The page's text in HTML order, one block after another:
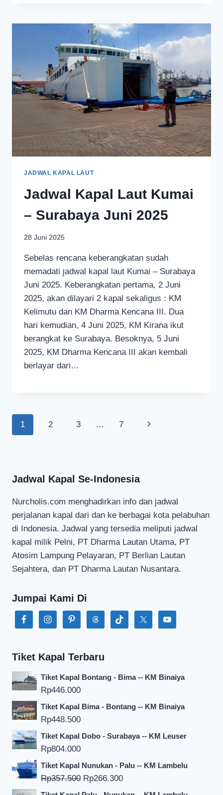
JADWAL KAPAL LAUT
Jadwal Kapal Laut Kumai
– Surabaya Juni 2025
28 Juni 2025
Sebelas rencana keberangkatan sudah
memadati jadwal kapal laut Kumai – Surabaya
Juni 2025. Keberangkatan pertama, 2 Juni
2025, akan dilayari 2 kapal sekaligus : KM
Kelimutu dan KM Dharma Kencana III. Dua
hari kemudian, 4 Juni 2025, KM Kirana ikut
berangkat ke Surabaya. Besoknya, 5 Juni
2025, KM Dharma Kencana III akan kembali
berlayar dari…
Page
1 2 3 … 7
Next
Jadwal Kapal Se-Indonesia
Nurcholis.com menghadirkan info dan jadwal
perjalanan kapal dari dan ke berbagai kota pelabuhan
di Indonesia. Jadwal yang tersedia meliputi jadwal
kapal milik Pelni, PT Dharma Lautan Utama, PT
Atosim Lampung Pelayaran, PT Berlian Lautan
Sejahtera, dan PT Dharma Lautan Nusantara.
Jumpai Kami Di
Tiket Kapal Terbaru
Tiket Kapal Bontang - Bima -- KM Binaiya
Rp446.000
Tiket Kapal Bima - Bontang -- KM Binaiya
Rp448.500
Tiket Kapal Dobo - Surabaya -- KM Leuser
Rp804.000
Tiket Kapal Nunukan - Palu -- KM Lambelu
Rp357.500 Harga
aslinya
Rp266.300Harga
saat